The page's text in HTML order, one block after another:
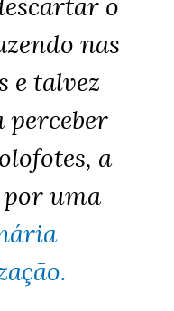
nas
e talvez
perceber
a
uma